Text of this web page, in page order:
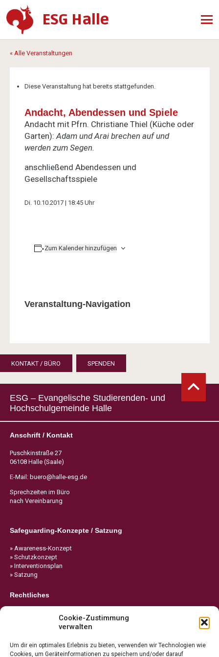
Cookie-Zustimmung
verwalten
Um dir ein optimales Erlebnis zu bieten, verwenden wir Technologien wie
Cookies, um Geräteinformationen zu speichern und/oder darauf
ESG Halle
« Alle Veranstaltungen
Diese Veranstaltung hat bereits stattgefunden.
Andacht, Abendessen und Spiele
Andacht mit Pfrn. Christiane Thiel (Küche oder
Garten): Adam und Arai brechen auf und
werden zum Segen.
anschließend Abendessen und
Gesellschaftsspiele
Di. 10.10.2017 | 18:45 Uhr
Zum Kalender hinzufügen
Veranstaltung-Navigation
KONTAKT / BÜRO SPENDEN
ESG – Evangelische Studierenden- und
Hochschulgemeinde Halle
Anschrift / Kontakt
Puschkinstraße 27
06108 Halle (Saale)
E-Mail: buero@halle-esg.de
Sprechzeiten im Büro
nach Vereinbarung
Safeguarding-Konzepte / Satzung
» Awareness-Konzept
» Schutzkonzept
» Interventionsplan
» Satzung
Rechtliches
» Cookie-Richtlinie